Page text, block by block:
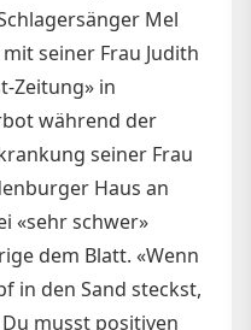
Mel
seiner Frau Judith
Zeitung» in
während der
seiner Frau
Haus an
«sehr schwer»
dem Blatt. «Wenn
in den Sand steckst,
musst positiven